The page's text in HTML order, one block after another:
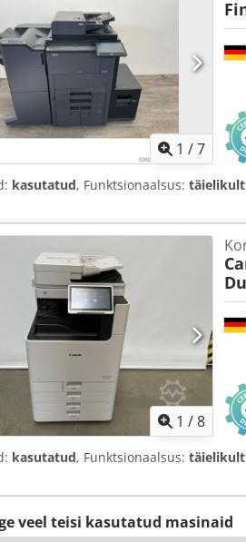
1 /7
kasutatud, Funktsionaalsus:
1 /8
kasutatud, Funktsionaalsus:
veel teisi kasutatud masinaid